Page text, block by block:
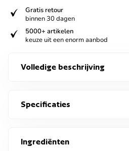
verified
Gratis retour
binnen 30 dagen
verified
5000+ artikelen
keuze uit een enorm aanbod
Volledige beschrijving
Specificaties
Ingrediënten